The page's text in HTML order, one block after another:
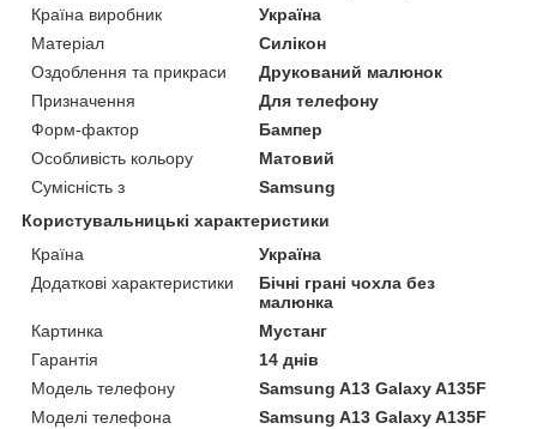
Країна виробник
Україна
Матеріал
Силікон
Оздоблення та прикраси
Друкований малюнок
Призначення
Для телефону
Форм-фактор
Бампер
Особливість кольору
Матовий
Сумісність з
Samsung
Користувальницькі характеристики
Країна
Україна
Додаткові характеристики
Бічні грані чохла без
малюнка
Картинка
Мустанг
Гарантія
14 днів
Модель телефону
Samsung A13 Galaxy A135F
Моделі телефона
Samsung A13 Galaxy A135F